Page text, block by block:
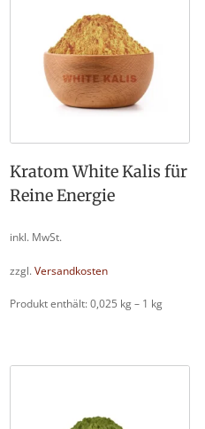
Kratom White Kalis für
Reine Energie
inkl. MwSt.
zzgl.Versandkosten
Produkt enthält: 0,025 kg– 1 kg